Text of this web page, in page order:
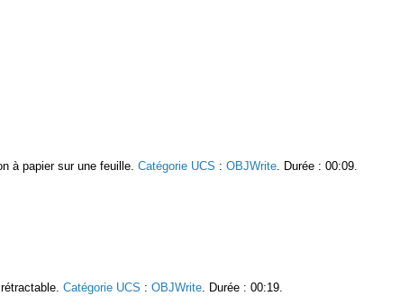
à papier sur une feuille. Catégorie UCS : OBJWrite. Durée : 00:09.
Catégorie UCS : OBJWrite. Durée : 00:19.